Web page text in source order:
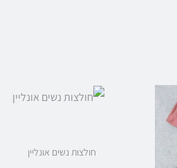
חולצות נשים אונליין